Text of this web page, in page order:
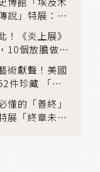
采」特展：看
生風景
！《炎上展》
10個放膽做自
家展品同步亮
術獻聲！美國
件珍藏 「古
布蘭到哥雅」
重開展
懂的「善終」
展「終章未